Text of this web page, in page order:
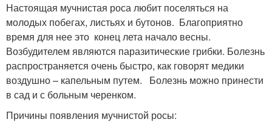
Настоящая мучнистая роса любит поселяться на
молодых побегах, листьях и бутонов. Благоприятно
время для нее это конец лета начало весны.
Возбудителем являются паразитические грибки. Болезнь
распространяется очень быстро, как говорят медики
воздушно – капельным путем. Болезнь можно принести
в сад и с больным черенком.
Причины появления мучнистой росы: